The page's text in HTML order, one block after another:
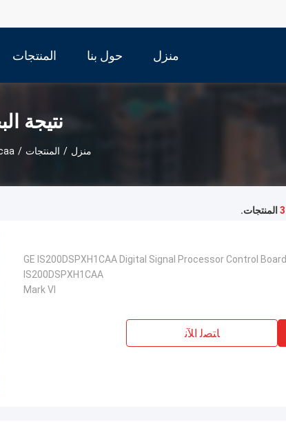
منزل حول بنا المنتجات
نتيجة
منزل / المنتجات /
3 المنتجات.
GE IS200DSPXH1CAA Digital Signal Processor Control Board
IS200DSPXH1CAA
Mark VI
ﺎﺘﺼﻟ ﺍﻶﻧ